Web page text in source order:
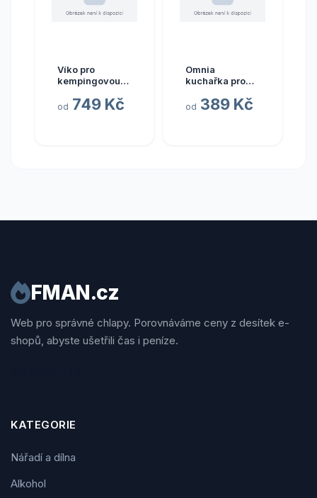
Víko pro
kempingovou
barva modrá
od 749 Kč
Omnia
kuchařka pro
kempové troubě
od 389 Kč
FMAN.cz
Web pro správné chlapy. Porovnáváme ceny z desítek e-
shopů, abyste ušetřili čas i peníze.
KATEGORIE
Nářadí a dílna
Alkohol